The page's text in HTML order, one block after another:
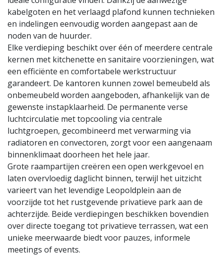
kabelgoten en het verlaagd plafond kunnen technieken
en indelingen eenvoudig worden aangepast aan de
noden van de huurder.
Elke verdieping beschikt over één of meerdere centrale
kernen met kitchenette en sanitaire voorzieningen, wat
een efficiënte en comfortabele werkstructuur
garandeert. De kantoren kunnen zowel bemeubeld als
onbemeubeld worden aangeboden, afhankelijk van de
gewenste instapklaarheid. De permanente verse
luchtcirculatie met topcooling via centrale
luchtgroepen, gecombineerd met verwarming via
radiatoren en convectoren, zorgt voor een aangenaam
binnenklimaat doorheen het hele jaar.
Grote raampartijen creëren een open werkgevoel en
laten overvloedig daglicht binnen, terwijl het uitzicht
varieert van het levendige Leopoldplein aan de
voorzijde tot het rustgevende privatieve park aan de
achterzijde. Beide verdiepingen beschikken bovendien
over directe toegang tot privatieve terrassen, wat een
unieke meerwaarde biedt voor pauzes, informele
meetings of events.